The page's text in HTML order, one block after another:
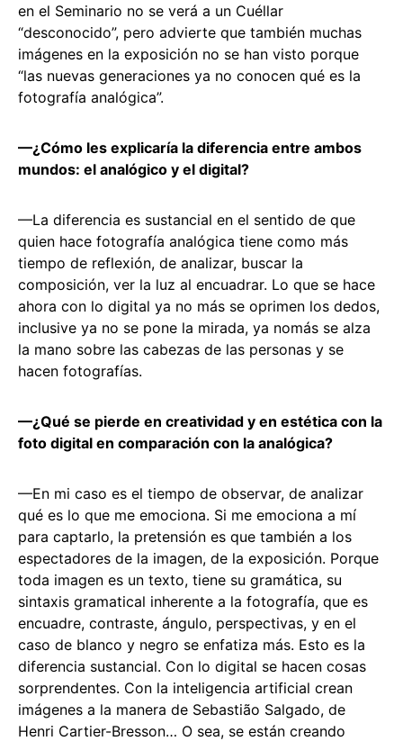
en el Seminario no se verá a un Cuéllar
“desconocido”, pero advierte que también muchas
imágenes en la exposición no se han visto porque
“las nuevas generaciones ya no conocen qué es la
fotografía analógica”.
—¿Cómo les explicaría la diferencia entre ambos
mundos: el analógico y el digital?
—La diferencia es sustancial en el sentido de que
quien hace fotografía analógica tiene como más
tiempo de reflexión, de analizar, buscar la
composición, ver la luz al encuadrar. Lo que se hace
ahora con lo digital ya no más se oprimen los dedos,
inclusive ya no se pone la mirada, ya nomás se alza
la mano sobre las cabezas de las personas y se
hacen fotografías.
—¿Qué se pierde en creatividad y en estética con la
foto digital en comparación con la analógica?
—En mi caso es el tiempo de observar, de analizar
qué es lo que me emociona. Si me emociona a mí
para captarlo, la pretensión es que también a los
espectadores de la imagen, de la exposición. Porque
toda imagen es un texto, tiene su gramática, su
sintaxis gramatical inherente a la fotografía, que es
encuadre, contraste, ángulo, perspectivas, y en el
caso de blanco y negro se enfatiza más. Esto es la
diferencia sustancial. Con lo digital se hacen cosas
sorprendentes. Con la inteligencia artificial crean
imágenes a la manera de Sebastião Salgado, de
Henri Cartier-Bresson… O sea, se están creando